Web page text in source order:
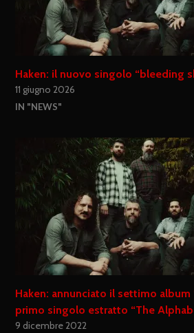
Haken: il nuovo singolo “bleeding
11 giugno 2026
IN "NEWS"
Haken: annunciato il settimo album
primo singolo estratto “The
9 dicembre 2022